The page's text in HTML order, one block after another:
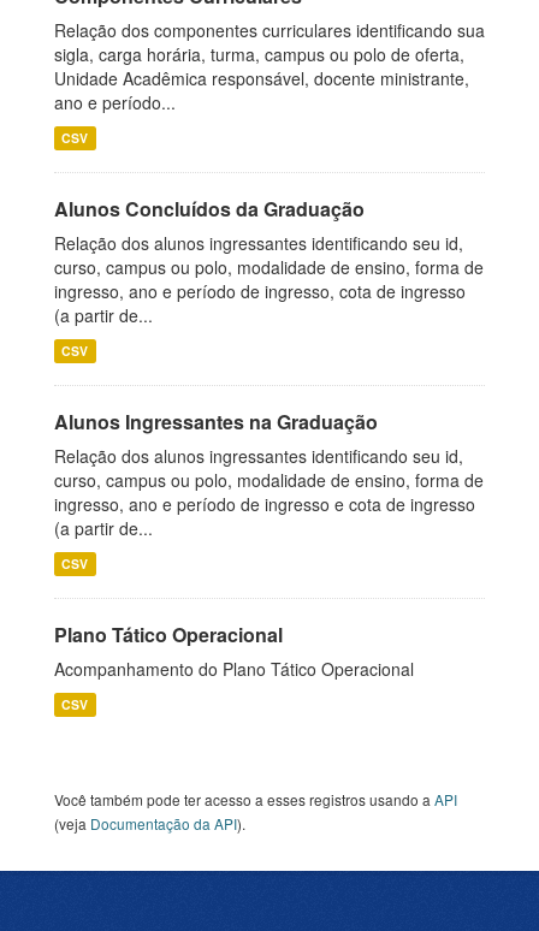
Relação dos componentes curriculares identificando sua
sigla, carga horária, turma, campus ou polo de oferta,
Unidade Acadêmica responsável, docente ministrante,
ano e período...
CSV
Alunos Concluídos da Graduação
Relação dos alunos ingressantes identificando seu id,
curso, campus ou polo, modalidade de ensino, forma de
ingresso, ano e período de ingresso, cota de ingresso
(a partir de...
CSV
Alunos Ingressantes na Graduação
Relação dos alunos ingressantes identificando seu id,
curso, campus ou polo, modalidade de ensino, forma de
ingresso, ano e período de ingresso e cota de ingresso
(a partir de...
CSV
Plano Tático Operacional
Acompanhamento do Plano Tático Operacional
CSV
Você também pode ter acesso a esses registros usando a API
(veja Documentação da API).